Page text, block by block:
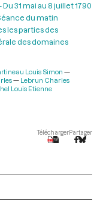
Du 31 mai au 8 juillet 1790
du matin
les parties des
des domaines
Louis Simon
Lebrun Charles
Louis Etienne
TéléchargerPartager